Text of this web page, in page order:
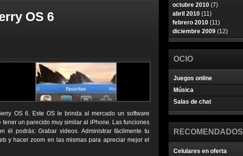
OS 6
OS 6. Este OS le brinda al mercado un software
un parecido muy similar al iPhone. Las funciones
él podrás: Grabar videos. Administrar fácilmente tu
y hacer zoom en las mismas para apreciar mejor el
octubre 2010 (7)
abril 2010 (11)
febrero 2010 (11)
diciembre 2009 (12)
OCIO
Juegos online
Música
Salas de chat
RECOMENDADOS
Celulares en oferta